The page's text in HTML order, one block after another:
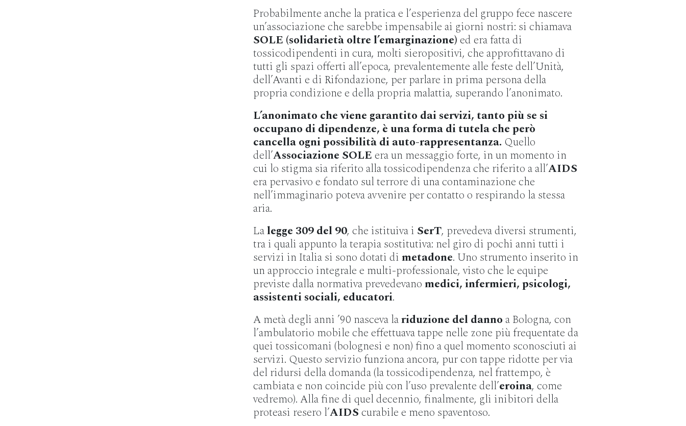
Probabilmente anche la pratica e l’esperienza del gruppo fece nascere
un’associazione che sarebbe impensabile ai giorni nostri: si chiamava
SOLE (solidarietà oltre l’emarginazione) ed era fatta di
tossicodipendenti in cura, molti sieropositivi, che approfittavano di
tutti gli spazi offerti all’epoca, prevalentemente alle feste dell’Unità,
dell’Avanti e di Rifondazione, per parlare in prima persona della
propria condizione e della propria malattia, superando l’anonimato.
L’anonimato che viene garantito dai servizi, tanto più se si
occupano di dipendenze, è una forma di tutela che però
cancella ogni possibilità di auto-rappresentanza. Quello
dell’Associazione SOLE era un messaggio forte, in un momento in
cui lo stigma sia riferito alla tossicodipendenza che riferito a all’AIDS
era pervasivo e fondato sul terrore di una contaminazione che
nell’immaginario poteva avvenire per contatto o respirando la stessa
aria.
Lalegge 309 del 90, che istituiva i SerT, prevedeva diversi strumenti,
tra i quali appunto la terapia sostitutiva: nel giro di pochi anni tutti i
servizi in Italia si sono dotati dimetadone. Uno strumento inserito in
un approccio integrale e multi-professionale, visto che le equipe
previste dalla normativa prevedevanomedici, infermieri, psicologi,
assistenti sociali, educatori.
A metà degli anni ’90 nasceva lariduzione del danno a Bologna, con
l’ambulatorio mobile che effettuava tappe nelle zone più frequentate da
quei tossicomani (bolognesi e non) fino a quel momento sconosciuti ai
servizi. Questo servizio funziona ancora, pur con tappe ridotte per via
del ridursi della domanda (la tossicodipendenza, nel frattempo, è
cambiata e non coincide più con l’uso prevalente dell’eroina, come
vedremo). Alla fine di quel decennio, finalmente, gli inibitori della
proteasi resero l’AIDS curabile e meno spaventoso.